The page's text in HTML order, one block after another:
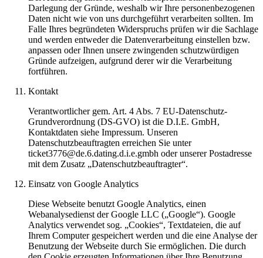
Darlegung der Gründe, weshalb wir Ihre personenbezogenen
Daten nicht wie von uns durchgeführt verarbeiten sollten. Im
Falle Ihres begründeten Widerspruchs prüfen wir die Sachlage
und werden entweder die Datenverarbeitung einstellen bzw.
anpassen oder Ihnen unsere zwingenden schutzwürdigen
Gründe aufzeigen, aufgrund derer wir die Verarbeitung
fortführen.
Kontakt
Verantwortlicher gem. Art. 4 Abs. 7 EU-Datenschutz-
Grundverordnung (DS-GVO) ist die D.I.E. GmbH,
Kontaktdaten siehe Impressum. Unseren
Datenschutzbeauftragten erreichen Sie unter
ticket3776@de.6.dating.d.i.e.gmbh oder unserer Postadresse
mit dem Zusatz „Datenschutzbeauftragter“.
Einsatz von Google Analytics
Diese Webseite benutzt Google Analytics, einen
Webanalysedienst der Google LLC („Google“). Google
Analytics verwendet sog. „Cookies“, Textdateien, die auf
Ihrem Computer gespeichert werden und die eine Analyse der
Benutzung der Webseite durch Sie ermöglichen. Die durch